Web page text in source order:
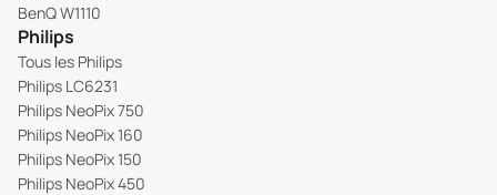
BenQ W1110
Philips
Tous les Philips
Philips LC6231
Philips NeoPix 750
Philips NeoPix 160
Philips NeoPix 150
Philips NeoPix 450